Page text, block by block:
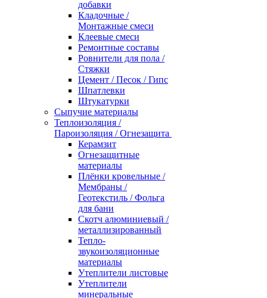
добавки
Кладочные /
Монтажные смеси
Клеевые смеси
Ремонтные составы
Ровнители для пола /
Стяжки
Цемент / Песок / Гипс
Шпатлевки
Штукатурки
Сыпучие материалы
Теплоизоляция /
Пароизоляция / Огнезащита
Керамзит
Огнезащитные
материалы
Плёнки кровельные /
Мембраны /
Геотекстиль / Фольга
для бани
Скотч алюминиевый /
металлизированный
Тепло-
звукоизоляционные
материалы
Утеплители листовые
Утеплители
минеральные